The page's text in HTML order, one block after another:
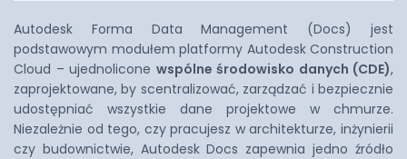
Autodesk Forma Data Management (Docs) jest
podstawowym modułem platformy Autodesk Construction
Cloud – ujednolicone wspólne środowisko danych (CDE),
zaprojektowane, by scentralizować, zarządzać i bezpiecznie
udostępniać wszystkie dane projektowe w chmurze.
Niezależnie od tego, czy pracujesz w architekturze, inżynierii
czy budownictwie, Autodesk Docs zapewnia jedno źródło